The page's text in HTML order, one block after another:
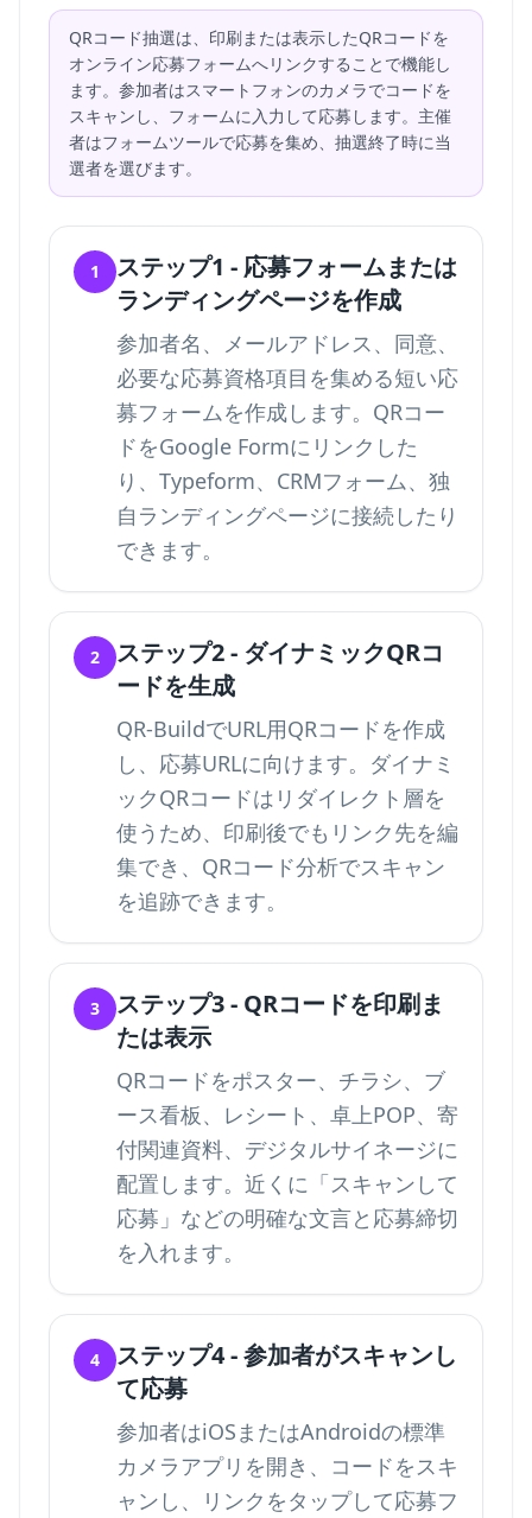
QRコード抽選は、印刷または表示したQRコードを
オンライン応募フォームへリンクすることで機能し
ます。参加者はスマートフォンのカメラでコードを
スキャンし、フォームに入力して応募します。主催
者はフォームツールで応募を集め、抽選終了時に当
選者を選びます。
1
ステップ1 - 応募フォームまたは
ランディングページを作成
参加者名、メールアドレス、同意、
必要な応募資格項目を集める短い応
募フォームを作成します。 QRコー
ドをGoogle Formにリンク した
り、Typeform、CRMフォーム、独
自ランディングページに接続したり
できます。
2
ステップ2 - ダイナミックQRコ
ードを生成
QR-BuildでURL用QRコードを作成
し、応募URLに向けます。ダイナミ
ックQRコードはリダイレクト層を
使うため、印刷後でもリンク先を編
集でき、 QRコード分析でスキャン
を追跡できます。
3
ステップ3 - QRコードを印刷ま
たは表示
QRコードをポスター、チラシ、ブ
ース看板、レシート、卓上POP、寄
付関連資料、デジタルサイネージに
配置します。近くに「スキャンして
応募」などの明確な文言と応募締切
を入れます。
4
ステップ4 - 参加者がスキャンし
て応募
参加者はiOSまたはAndroidの標準
カメラアプリを開き、コードをスキ
ャンし、リンクをタップして応募フ